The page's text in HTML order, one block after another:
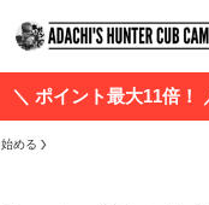
＼ ポイント最大11倍！
める